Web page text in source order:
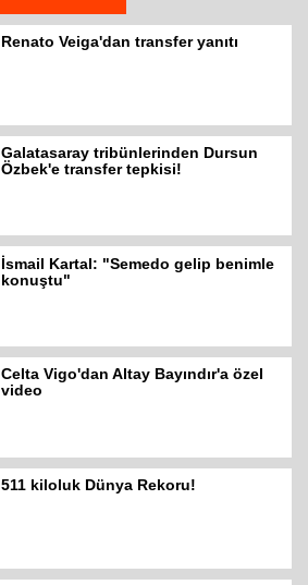
Renato Veiga'dan transfer yanıtı
Galatasaray tribünlerinden Dursun
Özbek'e transfer tepkisi!
İsmail Kartal: "Semedo gelip benimle
konuştu"
Celta Vigo'dan Altay Bayındır'a özel
video
511 kiloluk Dünya Rekoru!